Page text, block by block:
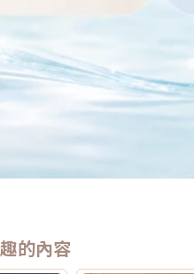
的內容